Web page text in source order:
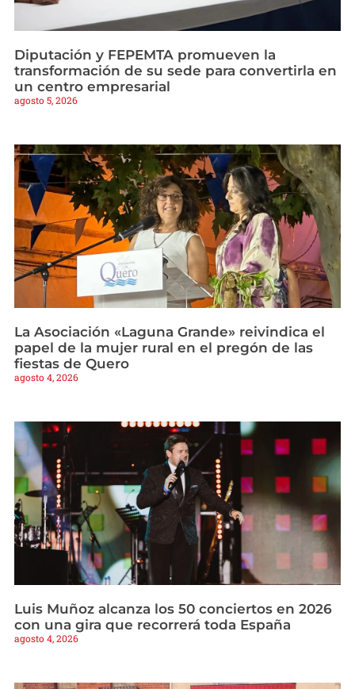
Diputación y FEPEMTA promueven la
transformación de su sede para convertirla en
un centro empresarial
agosto 5, 2026
La Asociación «Laguna Grande» reivindica el
papel de la mujer rural en el pregón de las
fiestas de Quero
agosto 4, 2026
Luis Muñoz alcanza los 50 conciertos en 2026
con una gira que recorrerá toda España
agosto 4, 2026